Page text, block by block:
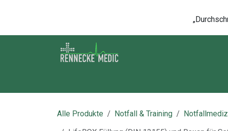
Alle Produkte Notfall & Training